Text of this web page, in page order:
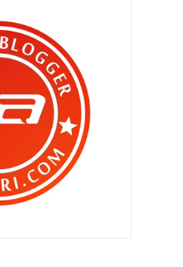
(104)
telur ikan
keatas diriku ?